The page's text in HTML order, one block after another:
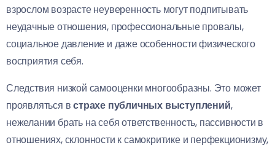
взрослом возрасте неуверенность могут подпитывать
неудачные отношения, профессиональные провалы,
социальное давление и даже особенности физического
восприятия себя.
Следствия низкой самооценки многообразны. Это может
проявляться встрахе публичных выступлений,
нежелании брать на себя ответственность, пассивности в
отношениях, склонности к самокритике и перфекционизму,